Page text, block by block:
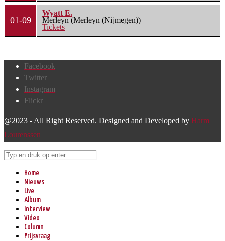
01-09
Wyatt E.
Merleyn (Merleyn (Nijmegen))
Tickets
Facebook
Twitter
Instagram
Flickr
@2023 - All Right Reserved. Designed and Developed by Harm
Lourenssen
Home
Nieuws
Live
Album
Interview
Video
Column
Prijsvraag